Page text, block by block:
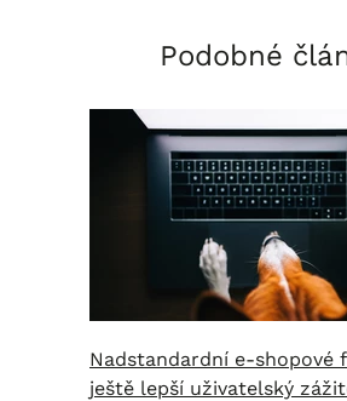
Podobné
Nadstandardní e-shopové
ještě lepší uživatelský